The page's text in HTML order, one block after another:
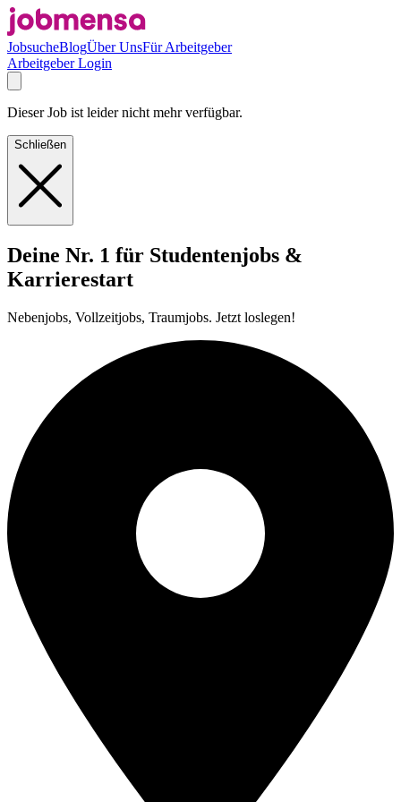
JobsucheBlogÜber UnsFür Arbeitgeber
Arbeitgeber Login
Dieser Job ist leider nicht mehr verfügbar.
Schließen
Deine Nr. 1 für Studentenjobs &
Karrierestart
Nebenjobs, Vollzeitjobs, Traumjobs. Jetzt loslegen!